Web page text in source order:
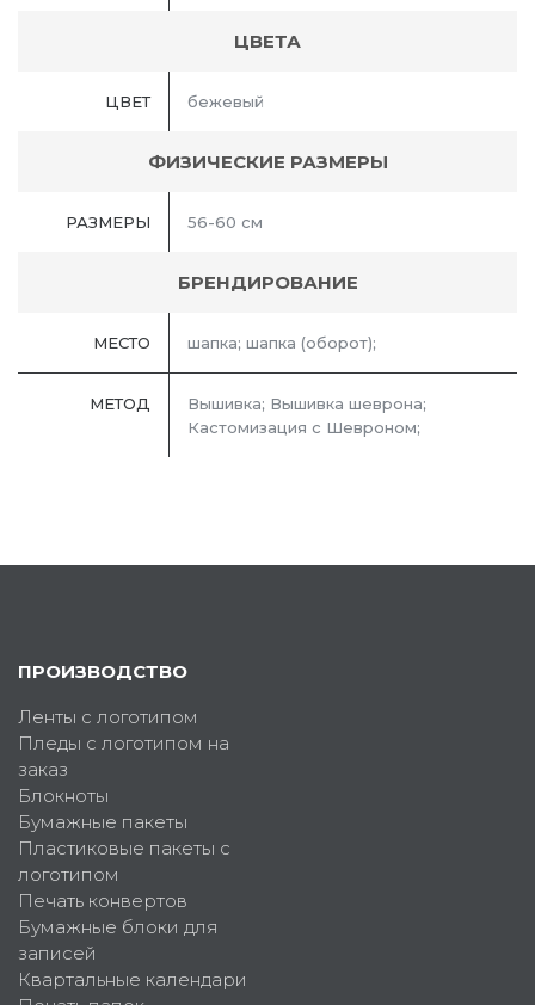
ЦВЕТА
ЦВЕТ бежевый
ФИЗИЧЕСКИЕ РАЗМЕРЫ
РАЗМЕРЫ 56-60 см
БРЕНДИРОВАНИЕ
МЕСТО шапка; шапка (оборот);
МЕТОД
Вышивка; Вышивка шеврона;
Кастомизация с Шевроном;
ПРОИЗВОДСТВО
Ленты с логотипом
Пледы с логотипом на
заказ
Блокноты
Бумажные пакеты
Пластиковые пакеты с
логотипом
Печать конвертов
Бумажные блоки для
записей
Квартальные календари